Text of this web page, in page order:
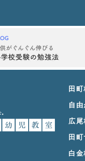
田町
自
広尾
田
白金